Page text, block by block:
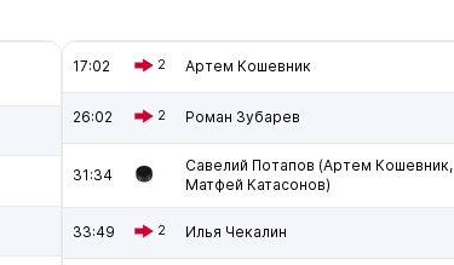
17:02 2 Артем Кошевник
26:02 2 Роман Зубарев
31:34
Савелий Потапов (Артем Кошевник,
Матфей Катасонов)
33:49 2 Илья Чекалин